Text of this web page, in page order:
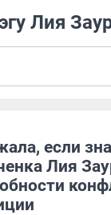
Лия
если
Лия